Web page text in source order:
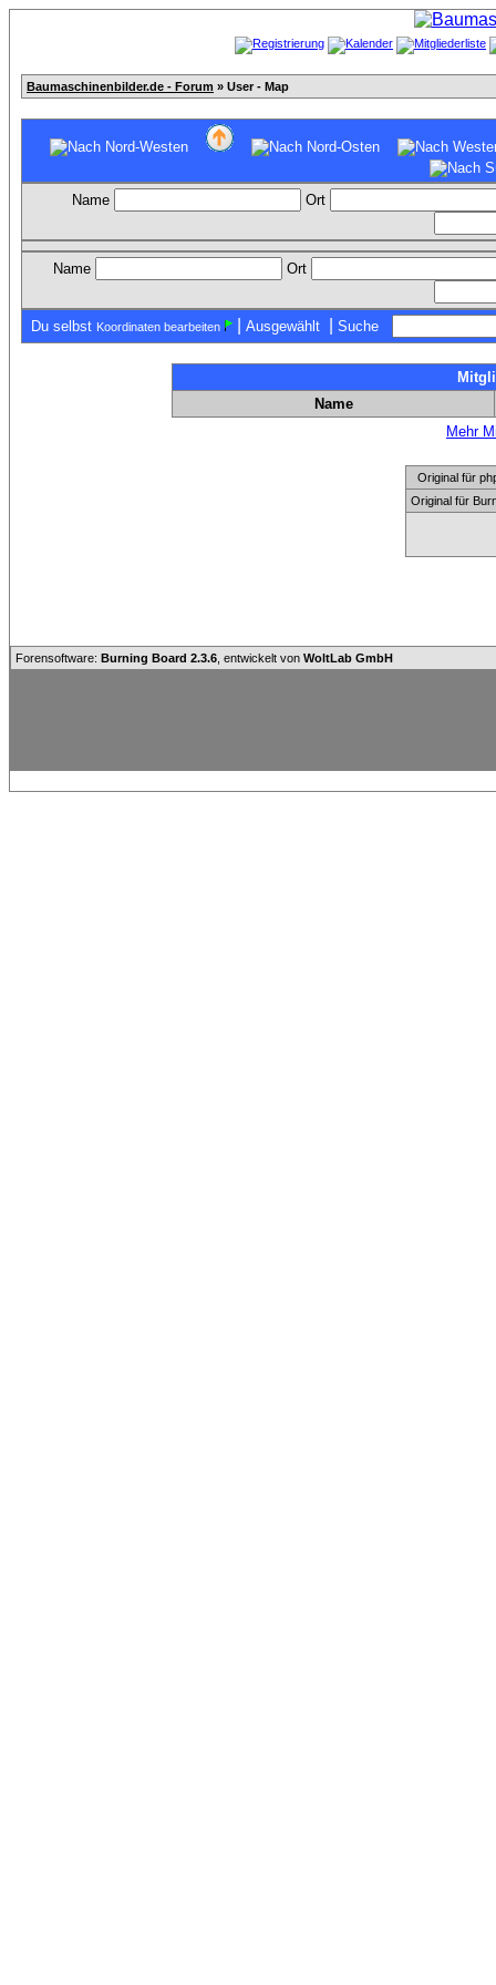
Baumaschinenbilder.de - Forum » User - Map
Name Ort
Name Ort
Du selbst Koordinaten bearbeiten Ausgewählt Suche
Name
Mehr
Original für
Original für
Forensoftware: Burning Board 2.3.6 , entwickelt von WoltLab GmbH